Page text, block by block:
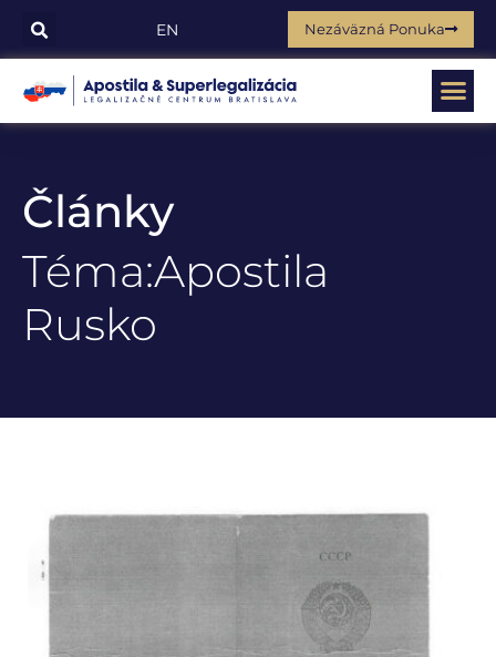
EN Nezáväzná Ponuka
Články
Téma:Apostila
Rusko